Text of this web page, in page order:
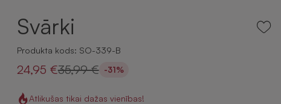
Svārki
Produkta kods: SO-339-B
24,95 €35,99 € -31%
Atlikušas tikai dažas vienības!